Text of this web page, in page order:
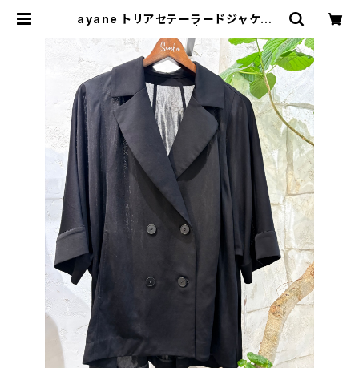
ayane トリアセテーラードジャケット
プSENBA